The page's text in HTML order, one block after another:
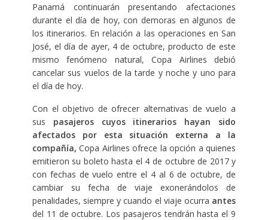
Panamá continuarán presentando afectaciones
durante el día de hoy, con demoras en algunos de
los itinerarios. En relación a las operaciones en San
José, el día de ayer, 4 de octubre, producto de este
mismo fenómeno natural, Copa Airlines debió
cancelar sus vuelos de la tarde y noche y uno para
el día de hoy.
Con el objetivo de ofrecer alternativas de vuelo a
sus pasajeros cuyos itinerarios hayan sido
afectados por esta situación externa a la
compañía,Copa Airlines ofrece la opción a quienes
emitieron su boleto hasta el 4 de octubre de 2017 y
con fechas de vuelo entre el 4 al 6 de octubre, de
cambiar su fecha de viaje exonerándolos de
penalidades, siempre y cuando el viaje ocurra antes
del 11 de octubre. Los pasajeros tendrán hasta el 9